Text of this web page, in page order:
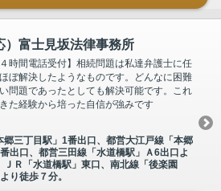
）富士見坂法律事務所
４時間電話受付】相続問題は私達弁護士に任
ぼ解決したようなものです。どんなに困難
問題であったとしても解決可能です。これ
た経験から培った自信が強みです
郷三丁目駅」1番出口、都営大江戸線「本郷
出口、都営三田線「水道橋駅」Ａ6出口よ
ＪＲ「水道橋駅」東口、南北線「後楽園
り徒歩７分。